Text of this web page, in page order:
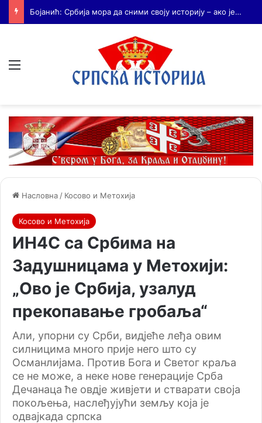
Бојанић: Када се гради – некоме смета. Када се не гради – сви се жале
Насловна / Косово и Метохија
Косово и Метохија
ИН4С са Србима на
Задушницама у Метохији:
„Ово је Србија, узалуд
прекопавање гробаља“
Али, упорни су Срби, видјеће леђа овим
силницима много прије него што су
Османлијама. Против Бога и Светог краља
се не може, а неке нове генерације Срба
Дечанаца ће овдје живјети и стварати своја
покољења, наслеђујући земљу која је
одвајкада српска